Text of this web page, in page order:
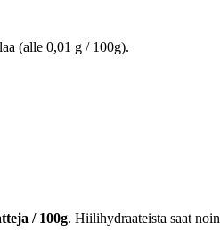
(alle 0,01 g / 100g).
/ 100g. Hiilihydraateista saat noin